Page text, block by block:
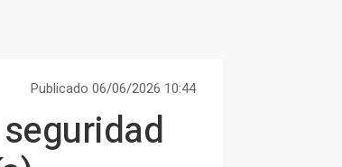
Publicado 06/06/2026 10:44